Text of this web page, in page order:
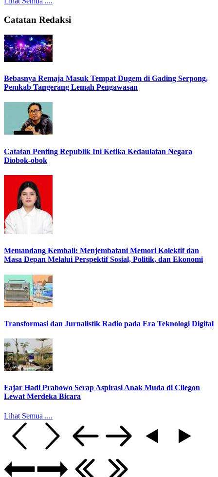
Catatan Redaksi
Bebasnya Remaja Masuk Tempat Dugem di Gading Serpong,
Pemkab Tangerang Lemah Pengawasan
Catatan Penting Republik Ini Ketika Kedaulatan Negara
Diobok-obok
Memandang Kembali: Menjembatani Memori Kolektif dan
Masa Depan Melalui Perspektif Sosial, Politik, dan Ekonomi
Transformasi dan Jurnalistik Radio pada Era Teknologi Digital
Fajar Hadi Prabowo Serap Aspirasi Anak Muda di Cilegon
Lewat Merdeka Bicara
Lihat Semua ....